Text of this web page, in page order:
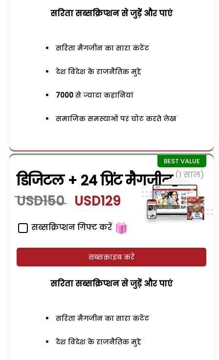
सरिता सब्सक्रिप्शन से जुड़ेें और पाएं
सरिता मैगजीन का सारा कंटेंट
देश विदेश के राजनैतिक मुद्दे
7000 से ज्यादा कहानियां
समाजिक समस्याओं पर चोट करते लेख
डिजिटल + 24 प्रिंट मैगजीन (1 साल)
USD150 USD129
सब्सक्रिप्शन गिफ्ट करें
सब्सक्राइब करें
सरिता सब्सक्रिप्शन से जुड़ेें और पाएं
सरिता मैगजीन का सारा कंटेंट
देश विदेश के राजनैतिक मुद्दे